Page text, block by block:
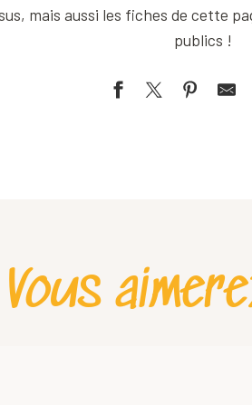
mais aussi les fiches de cette
publics !
Vous